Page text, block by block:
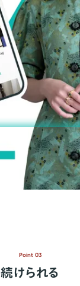
Point 03
続けられる